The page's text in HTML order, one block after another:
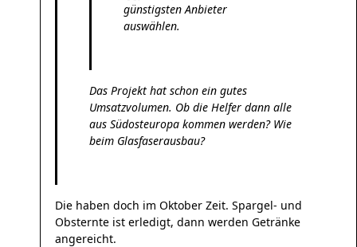
günstigsten Anbieter
auswählen.
Das Projekt hat schon ein gutes
Umsatzvolumen. Ob die Helfer dann alle
aus Südosteuropa kommen werden? Wie
beim Glasfaserausbau?
Die haben doch im Oktober Zeit. Spargel- und
Obsternte ist erledigt, dann werden Getränke
angereicht.